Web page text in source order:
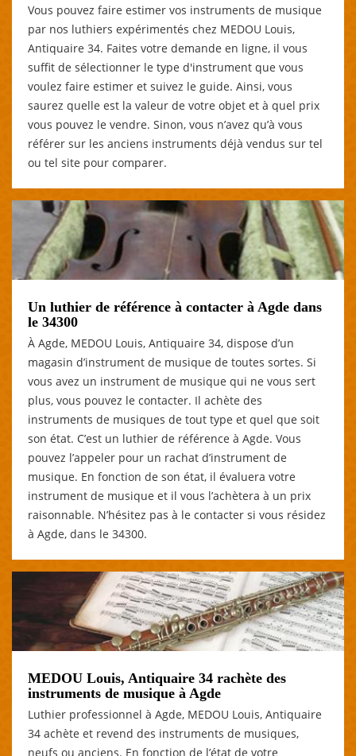
Vous pouvez faire estimer vos instruments de musique
par nos luthiers expérimentés chez MEDOU Louis,
Antiquaire 34. Faites votre demande en ligne, il vous
suffit de sélectionner le type d'instrument que vous
voulez faire estimer et suivez le guide. Ainsi, vous
saurez quelle est la valeur de votre objet et à quel prix
vous pouvez le vendre. Sinon, vous n’avez qu’à vous
référer sur les anciens instruments déjà vendus sur tel
ou tel site pour comparer.
Un luthier de référence à contacter à Agde dans
le 34300
À Agde, MEDOU Louis, Antiquaire 34, dispose d’un
magasin d’instrument de musique de toutes sortes. Si
vous avez un instrument de musique qui ne vous sert
plus, vous pouvez le contacter. Il achète des
instruments de musiques de tout type et quel que soit
son état. C’est un luthier de référence à Agde. Vous
pouvez l’appeler pour un rachat d’instrument de
musique. En fonction de son état, il évaluera votre
instrument de musique et il vous l’achètera à un prix
raisonnable. N’hésitez pas à le contacter si vous résidez
à Agde, dans le 34300.
MEDOU Louis, Antiquaire 34 rachète des
instruments de musique à Agde
Luthier professionnel à Agde, MEDOU Louis, Antiquaire
34 achète et revend des instruments de musiques,
neufs ou anciens. En fonction de l’état de votre